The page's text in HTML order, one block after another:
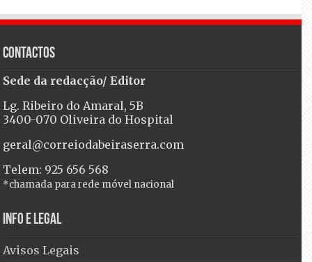
Contactos
Sede da redacção/ Editor
Lg. Ribeiro do Amaral, 5B
3400-070 Oliveira do Hospital
geral@correiodabeiraserra.com
Telem: 925 656 568
*chamada para rede móvel nacional
Info e Legal
Avisos Legais